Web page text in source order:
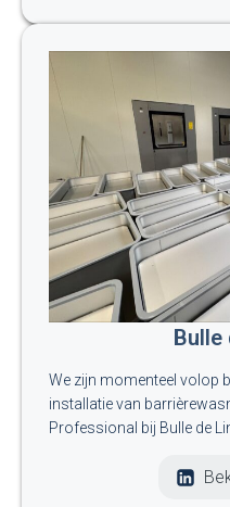
Bulle
We zijn momenteel volop
installatie van
Professional bij Bulle de